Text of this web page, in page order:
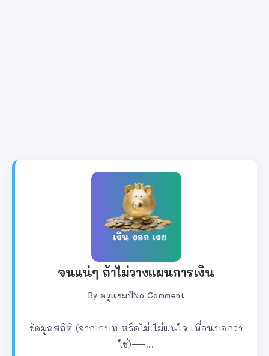
จนแน่ๆ ถ้าไม่วางแผนการเงิน
By ครูแชมป์No Comment
ข้อมูลสถิติ (จาก ธปท หรือไม่ ไม่แน่ใจ เพื่อนบอกว่า
ใช่)—...